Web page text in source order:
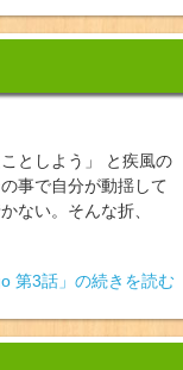
としよう」 と疾風の
事で自分が動揺して
ない。そんな折、
第3話」の続きを読む